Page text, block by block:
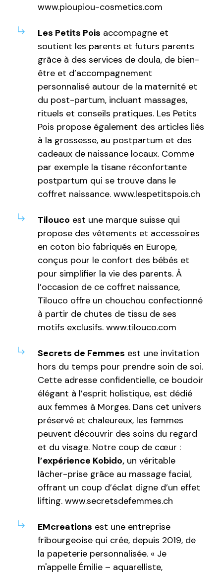
www.pioupiou-cosmetics.com
Les Petits Pois accompagne et
soutient les parents et futurs parents
grâce à des services de doula, de bien-
être et d’accompagnement
personnalisé autour de la maternité et
du post-partum, incluant massages,
rituels et conseils pratiques. Les Petits
Pois propose également des articles liés
à la grossesse, au postpartum et des
cadeaux de naissance locaux. Comme
par exemple la tisane réconfortante
postpartum qui se trouve dans le
coffret naissance. www.lespetitspois.ch
Tilouco est une marque suisse qui
propose des vêtements et accessoires
en coton bio fabriqués en Europe,
conçus pour le confort des bébés et
pour simplifier la vie des parents. À
l’occasion de ce coffret naissance,
Tilouco offre un chouchou confectionné
à partir de chutes de tissu de ses
motifs exclusifs. www.tilouco.com
Secrets de Femmes est une invitation
hors du temps pour prendre soin de soi.
Cette adresse confidentielle, ce boudoir
élégant à l’esprit holistique, est dédié
aux femmes à Morges. Dans cet univers
préservé et chaleureux, les femmes
peuvent découvrir des soins du regard
et du visage. Notre coup de cœur :
l’expérience Kobido, un véritable
lâcher-prise grâce au massage facial,
offrant un coup d’éclat digne d’un effet
lifting. www.secretsdefemmes.ch
EMcreations est une entreprise
fribourgeoise qui crée, depuis 2019, de
la papeterie personnalisée. « Je
m'appelle Émilie – aquarelliste,